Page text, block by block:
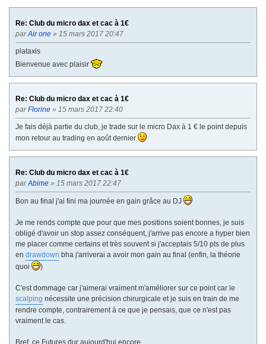
E
i
Re: Club du micro dax et cac à 1€
parAir one » 15 mars 2017 20:47
plataxis
Bienvenue avec plaisir
Re: Club du micro dax et cac à 1€
parFlorine » 15 mars 2017 22:40
Je fais déjà partie du club, je trade sur le micro Dax à 1 € le point depuis
mon retour au trading en août dernier
Re: Club du micro dax et cac à 1€
parAbime » 15 mars 2017 22:47
Bon au final j'ai fini ma journée en gain grâce au DJ
Je me rends compte que pour que mes positions soient bonnes, je suis
obligé d'avoir un stop assez conséquent, j'arrive pas encore a hyper bien
me placer comme certains et très souvent si j'acceptais 5/10 pts de plus
en drawdown bha j'arriverai a avoir mon gain au final (enfin, la théorie
quoi
)
C'est dommage car j'aimerai vraiment m'améliorer sur ce point car le
scalping nécessite une précision chirurgicale et je suis en train de me
rendre compte, contrairement à ce que je pensais, que ce n'est pas
vraiment le cas.
Bref, ce Futures dur aujourd'hui encore...